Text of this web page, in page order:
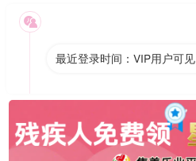

最近登录时间：VIP用户可见